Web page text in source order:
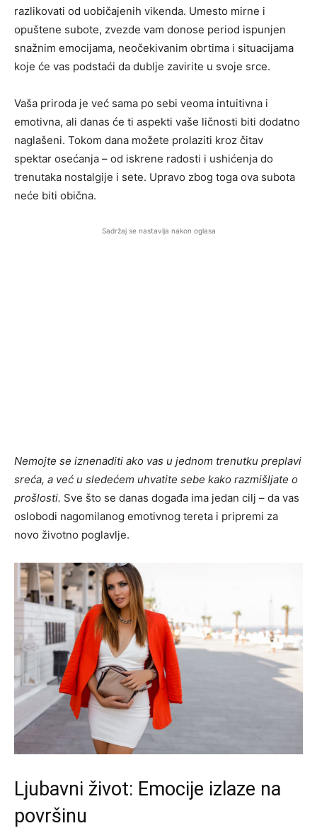
razlikovati od uobičajenih vikenda. Umesto mirne i
opuštene subote, zvezde vam donose period ispunjen
snažnim emocijama, neočekivanim obrtima i situacijama
koje će vas podstaći da dublje zavirite u svoje srce.
Vaša priroda je već sama po sebi veoma intuitivna i
emotivna, ali danas će ti aspekti vaše ličnosti biti dodatno
naglašeni. Tokom dana možete prolaziti kroz čitav
spektar osećanja – od iskrene radosti i ushićenja do
trenutaka nostalgije i sete. Upravo zbog toga ova subota
neće biti obična.
Sadržaj se nastavlja nakon oglasa
Nemojte se iznenaditi ako vas u jednom trenutku preplavi
sreća, a već u sledećem uhvatite sebe kako razmišljate o
prošlosti. Sve što se danas događa ima jedan cilj – da vas
oslobodi nagomilanog emotivnog tereta i pripremi za
novo životno poglavlje.
Ljubavni život: Emocije izlaze na
površinu